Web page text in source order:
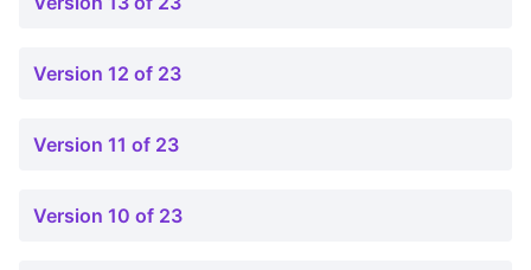
Version 12 of 23
Version 11 of 23
Version 10 of 23